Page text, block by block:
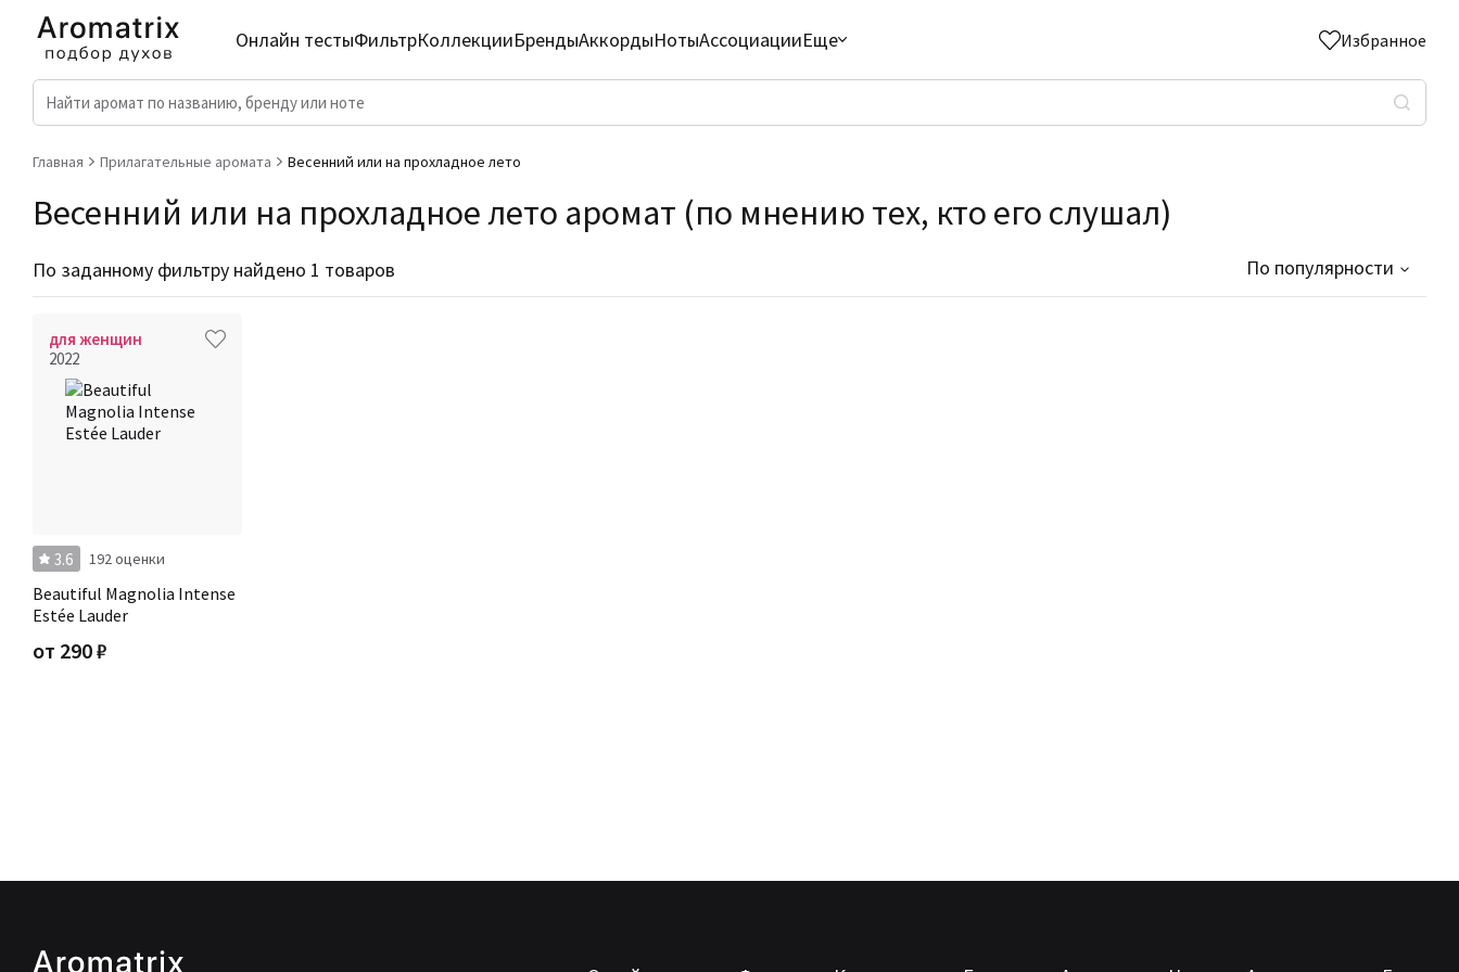
Онлайн тестыФильтрКоллекцииБрендыАккордыНотыАссоциацииЕще Избранное
Главная Прилагательные аромата Весенний или на прохладное лето
Весенний или на прохладное лето аромат (по мнению тех, кто его слушал)
По заданному фильтру найдено 1 товаров По популярности
для женщин
2022
3.6 192 оценки
Beautiful Magnolia Intense
Estée Lauder
от 290₽